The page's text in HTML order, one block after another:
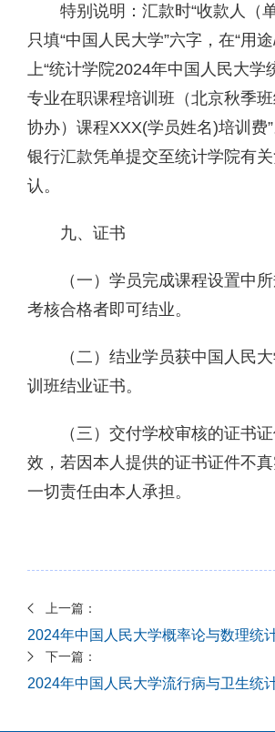
特别说明：汇款时“收款人（
只填“中国人民大学”六字，在“用
上“统计学院2024年中国人民大学
专业在职课程培训班（北京秋季
协办）课程XXX(学员姓名)培训费
银行汇款凭单提交至统计学院有
认。
九、证书
（一）学员完成课程设置中
考核合格者即可结业。
（二）结业学员获中国人民
训班结业证书。
（三）交付学校审核的证书
效，若因本人提供的证书证件不真
一切责任由本人承担。
上一篇：
下一篇：